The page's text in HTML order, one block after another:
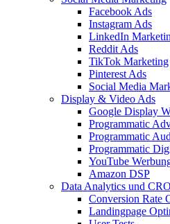
Facebook Ads
Instagram Ads
LinkedIn
Reddit Ads
TikTok Marketing
Pinterest Ads
Social Media
Display & Video Ads
Google Display
Programmatic
Programmatic
Programmatic
YouTube
Amazon DSP
Data Analytics und CRO
Conversion Rate
Landingpage